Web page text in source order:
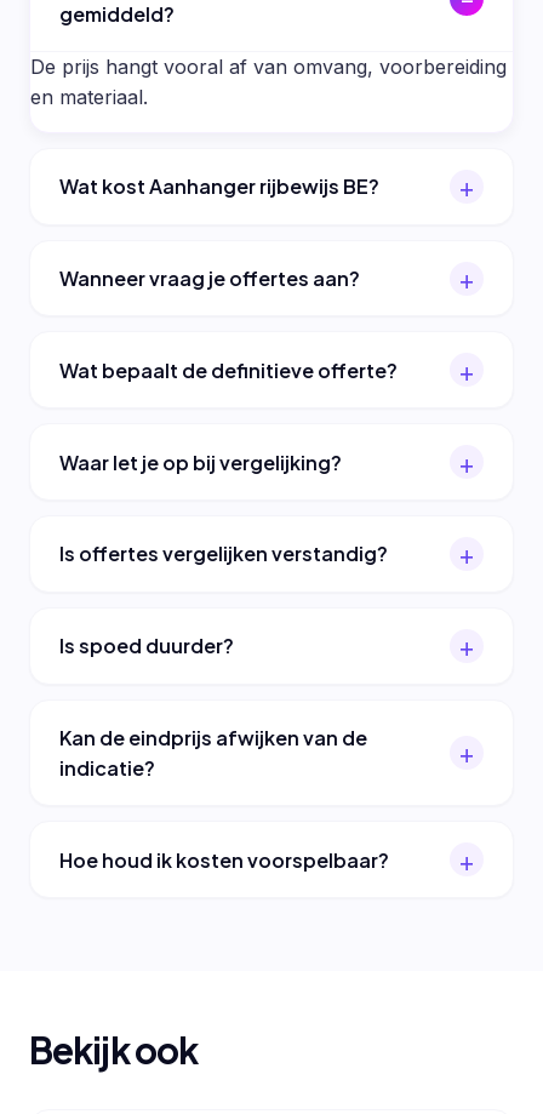
gemiddeld?
De prijs hangt vooral af van omvang, voorbereiding
en materiaal.
Wat kost Aanhanger rijbewijs BE?
Wanneer vraag je offertes aan?
Wat bepaalt de definitieve offerte?
Waar let je op bij vergelijking?
Is offertes vergelijken verstandig?
Is spoed duurder?
Kan de eindprijs afwijken van de
indicatie?
Hoe houd ik kosten voorspelbaar?
Bekijk ook